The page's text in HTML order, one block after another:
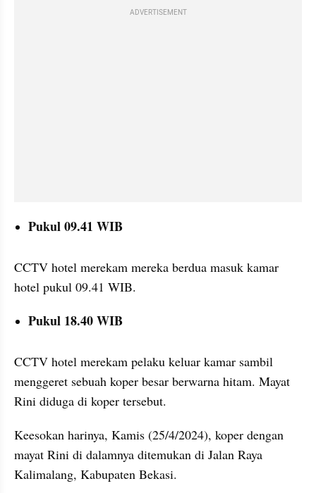
ADVERTISEMENT
Pukul 09.41 WIB
CCTV hotel merekam mereka berdua masuk kamar
hotel pukul 09.41 WIB.
Pukul 18.40 WIB
CCTV hotel merekam pelaku keluar kamar sambil
menggeret sebuah koper besar berwarna hitam. Mayat
Rini diduga di koper tersebut.
Keesokan harinya, Kamis (25/4/2024), koper dengan
mayat Rini di dalamnya ditemukan di Jalan Raya
Kalimalang, Kabupaten Bekasi.